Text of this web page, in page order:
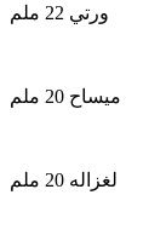
ورتي 22 ملم
ميساح 20 ملم
لغزاله 20 ملم